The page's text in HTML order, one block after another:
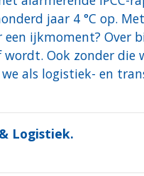
jaar 4 °C op.
ijkmoment? Over
Ook zonder die
als logistiek- en
Logistiek.